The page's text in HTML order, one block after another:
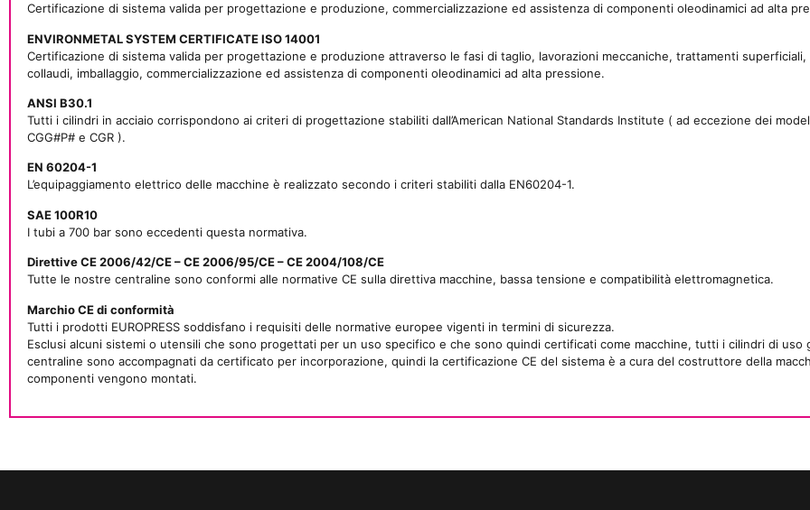
Certificazione di sistema valida per progettazione e produzione, commercializzazione ed assistenza di componenti oleodinamici ad alta
ENVIRONMETAL SYSTEM CERTIFICATE ISO 14001
Certificazione di sistema valida per progettazione e produzione attraverso le fasi di taglio, lavorazioni meccaniche, trattamenti superficiali,
collaudi, imballaggio, commercializzazione ed assistenza di componenti oleodinamici ad alta pressione.
ANSI B30.1
Tutti i cilindri in acciaio corrispondono ai criteri di progettazione stabiliti dall’American National Standards Institute ( ad eccezione dei
CGG#P# e CGR ).
EN 60204-1
L’equipaggiamento elettrico delle macchine è realizzato secondo i criteri stabiliti dalla EN60204-1.
SAE 100R10
I tubi a 700 bar sono eccedenti questa normativa.
Direttive CE 2006/42/CE – CE 2006/95/CE – CE 2004/108/CE
Tutte le nostre centraline sono conformi alle normative CE sulla direttiva macchine, bassa tensione e compatibilità elettromagnetica.
Marchio CE di conformità
Tutti i prodotti EUROPRESS soddisfano i requisiti delle normative europee vigenti in termini di sicurezza.
Esclusi alcuni sistemi o utensili che sono progettati per un uso specifico e che sono quindi certificati come macchine, tutti i cilindri di uso
centraline sono accompagnati da certificato per incorporazione, quindi la certificazione CE del sistema è a cura del costruttore della
componenti vengono montati.